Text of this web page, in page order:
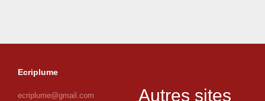
Ecriplume
ecriplume@gmail.com Autres sites